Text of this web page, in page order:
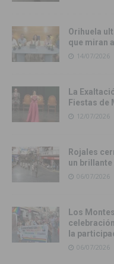
Orihuela
que miran
14/07/2026
La
Fiestas de
12/07/2026
Rojales
un
06/07/2026
Los
la
06/07/2026